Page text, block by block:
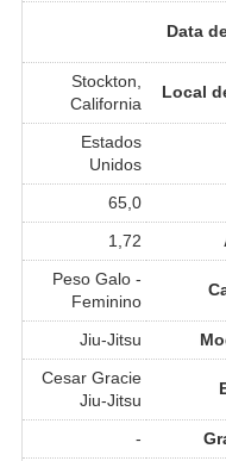
Data
Stockton,
California
Local
Estados
Unidos
65,0
1,72
Peso Galo -
Feminino
Jiu-Jitsu
Cesar Gracie
Jiu-Jitsu
-